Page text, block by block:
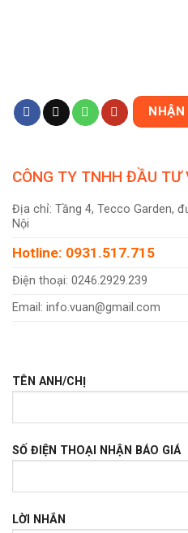
CÔNG TY TNHH ĐẦU TƯ
Địa chỉ: Tầng 4, Tecco Garden,
Nội
Hotline: 0931.517.715
Điện thoại: 0246.2929.239
Email: info.vuan@gmail.com
TÊN ANH/CHỊ
SỐ ĐIỆN THOẠI NHẬN BÁO GIÁ
LỜI NHẮN